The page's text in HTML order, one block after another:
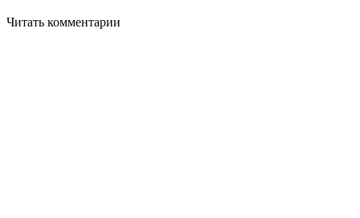
Читать комментарии